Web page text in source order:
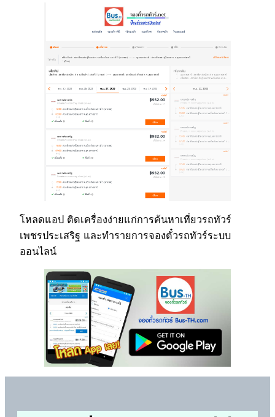
โหลดแอป ติดเครื่องง่ายแก่การค้นหาเที่ยวรถทัวร์
เพชรประเสริฐ และทำรายการจองตั๋วรถทัวร์ระบบ
ออนไลน์